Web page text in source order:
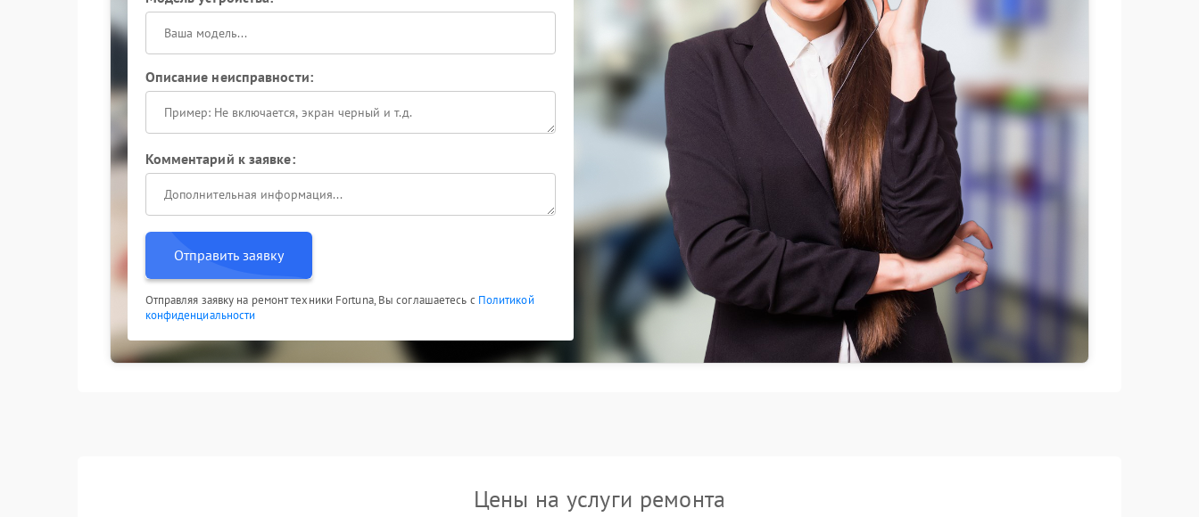
Описание неисправности:
Комментарий к заявке:
Отправить заявку
Отправляя заявку на ремонт техники Fortuna, Вы соглашаетесь с Политикой
конфиденциальности
Цены на услуги ремонта